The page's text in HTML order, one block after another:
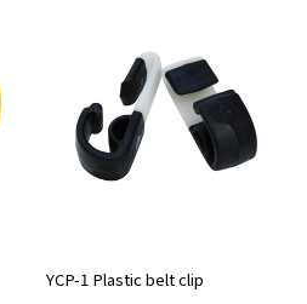
YCP-1 Plastic belt clip